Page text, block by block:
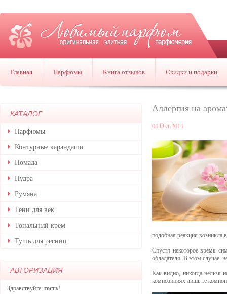
Главная Парфюмы Книга отзывов Скидки и подарки
КАТАЛОГ
Парфюмы
Контурные карандаши
Помада
Пудра
Румяна
Тени для век
Тональный крем
Тушь для ресниц
АВТОРИЗАЦИЯ
Здравствуйте, гость!
Аллергия на
04 Окт 2014
подобная реакция возникла
Спустя некоторое время
обладателя. В этом случае
Как видно, никогда нельзя
композициях лишь те